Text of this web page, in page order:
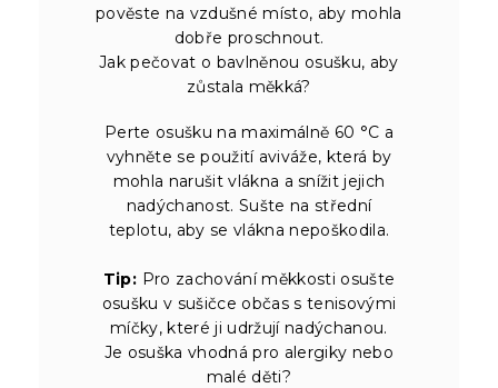
pověste na vzdušné místo, aby mohla
dobře proschnout.
Jak pečovat o bavlněnou osušku, aby
zůstala měkká?
Perte osušku na maximálně 60 °C a
vyhněte se použití aviváže, která by
mohla narušit vlákna a snížit jejich
nadýchanost. Sušte na střední
teplotu, aby se vlákna nepoškodila.
Tip: Pro zachování měkkosti osušte
osušku v sušičce občas s tenisovými
míčky, které ji udržují nadýchanou.
Je osuška vhodná pro alergiky nebo
malé děti?